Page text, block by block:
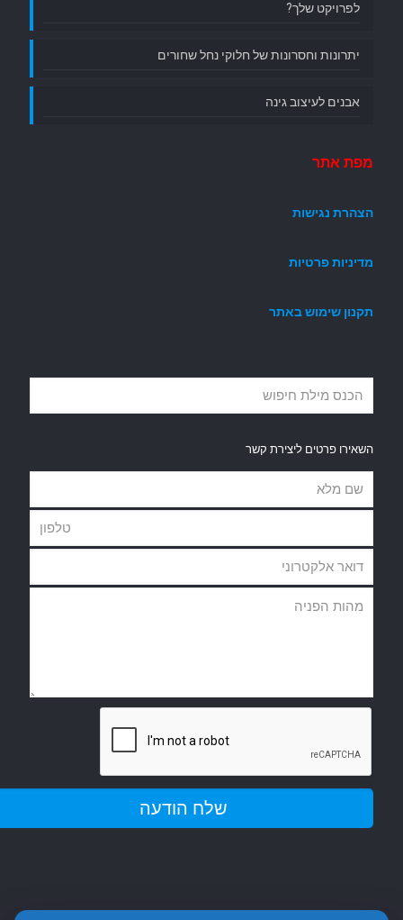
לפרויקט שלך?
יתרונות וחסרונות של חלוקי נחל שחורים
אבנים לעיצוב גינה
מפת אתר
הצהרת נגישות
מדיניות פרטיות
תקנון שימוש באתר
השאירו פרטים ליצירת קשר